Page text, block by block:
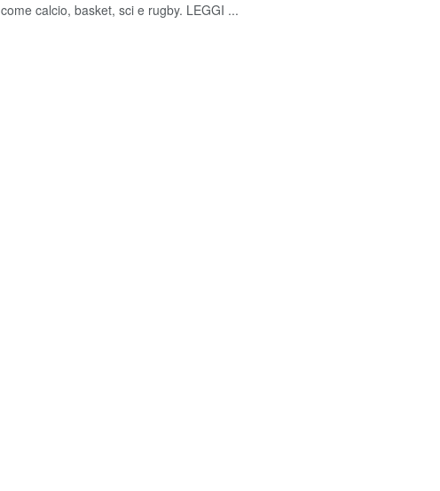
come calcio, basket, sci e rugby. LEGGI ...